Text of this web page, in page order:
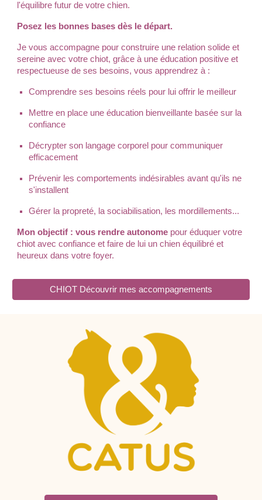
l'équilibre futur de votre chien.
Posez les bonnes bases dès le départ.
Je vous accompagne pour construire une relation solide et
sereine avec votre chiot, grâce à une éducation positive et
respectueuse de ses besoins, vous apprendrez à :
Comprendre ses besoins réels pour lui offrir le meilleur
Mettre en place une éducation bienveillante basée sur la
confiance
Décrypter son langage corporel pour communiquer
efficacement
Prévenir les comportements indésirables avant qu'ils ne
s'installent
Gérer la propreté, la sociabilisation, les mordillements...
Mon objectif : vous rendre autonome pour éduquer votre
chiot avec confiance et faire de lui un chien équilibré et
heureux dans votre foyer.
CHIOT Découvrir mes accompagnements